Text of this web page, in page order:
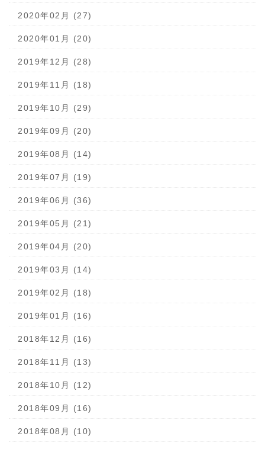
2020年02月 (27)
2020年01月 (20)
2019年12月 (28)
2019年11月 (18)
2019年10月 (29)
2019年09月 (20)
2019年08月 (14)
2019年07月 (19)
2019年06月 (36)
2019年05月 (21)
2019年04月 (20)
2019年03月 (14)
2019年02月 (18)
2019年01月 (16)
2018年12月 (16)
2018年11月 (13)
2018年10月 (12)
2018年09月 (16)
2018年08月 (10)